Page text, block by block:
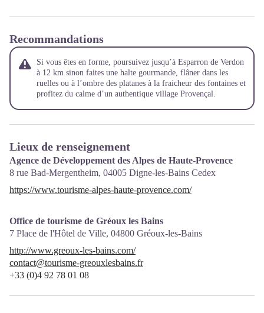
Recommandations
Si vous êtes en forme, poursuivez jusqu’à Esparron de Verdon
à 12 km sinon faites une halte gourmande, flâner dans les
ruelles ou à l’ombre des platanes à la fraicheur des fontaines et
profitez du calme d’un authentique village Provençal.
Lieux de renseignement
Agence de Développement des Alpes de Haute-Provence
8 rue Bad-Mergentheim, 04005 Digne-les-Bains Cedex
https://www.tourisme-alpes-haute-provence.com/
Office de tourisme de Gréoux les Bains
7 Place de l'Hôtel de Ville, 04800 Gréoux-les-Bains
http://www.greoux-les-bains.com/
contact@tourisme-greouxlesbains.fr
+33 (0)4 92 78 01 08